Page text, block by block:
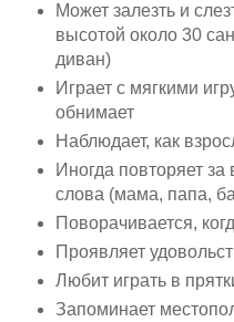
Может залезть и
высотой около 30
диван)
Играет с мягкими
обнимает
Наблюдает, как
Иногда повторяет
слова (мама, папа,
Поворачивается,
Проявляет
Любит играть в
Запоминает